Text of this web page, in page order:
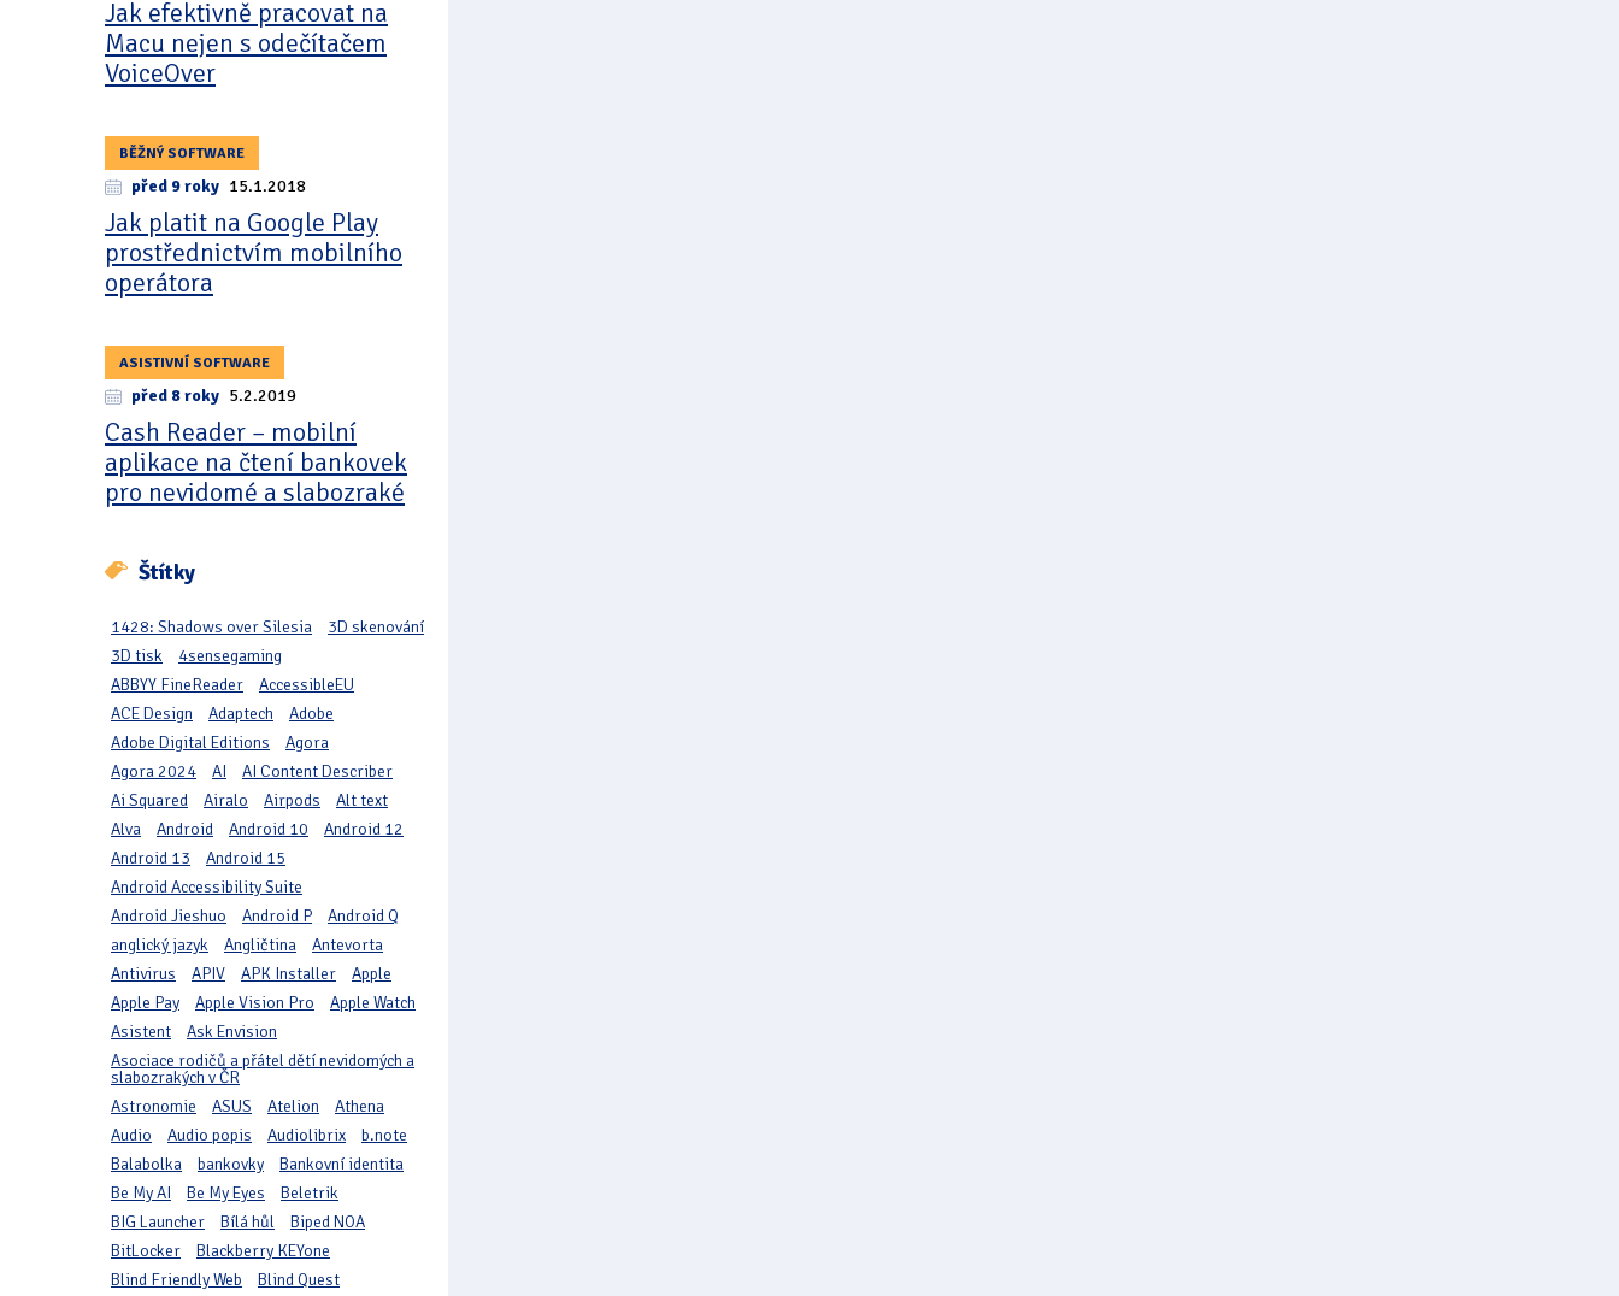
Jak efektivně pracovat na
Macu nejen s odečítačem
VoiceOver
BĚŽNÝ SOFTWARE
před 9 roky 15.1.2018
Jak platit na Google Play
prostřednictvím mobilního
operátora
ASISTIVNÍ SOFTWARE
před 8 roky 5.2.2019
Cash Reader – mobilní
aplikace na čtení bankovek
pro nevidomé a slabozraké
Štítky
1428: Shadows over Silesia
3D skenování
3D tisk
4sensegaming
ABBYY FineReader
AccessibleEU
ACE Design
Adaptech
Adobe
Adobe Digital Editions
Agora
Agora 2024
AI
AI Content Describer
Ai Squared
Airalo Airpods
Alt text
Alva
Android Android 10
Android 12
Android 13
Android 15
Android Accessibility Suite
Android Jieshuo
Android P
Android Q
anglický jazyk
Angličtina
Antevorta
Antivirus
APIV APK Installer
Apple
Apple Pay
Apple Vision Pro
Apple Watch
Asistent
Ask Envision
Asociace rodičů a přátel dětí nevidomých a
slabozrakých v ČR
Astronomie
ASUS Atelion
Athena
Audio
Audio popis Audiolibrix
b.note
Balabolka
bankovky
Bankovní identita
Be My AI
Be My Eyes
Beletrik
BIG Launcher
Bílá hůl
Biped NOA
BitLocker
Blackberry KEYone
Blind Friendly Web
Blind Quest